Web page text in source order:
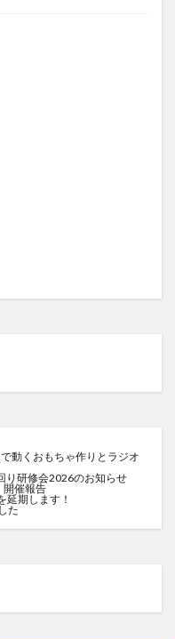
動くおもちゃ作りとラジオ
り研修会2026のお知らせ
開催報告
延期します！
た